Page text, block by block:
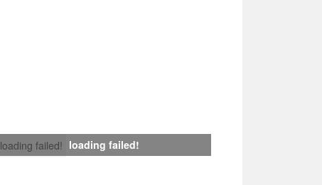
loading failed! loading failed!